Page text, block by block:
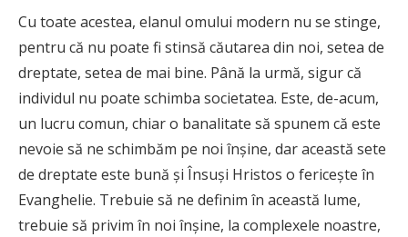
Cu toate acestea, elanul omului modern nu se stinge,
pentru că nu poate fi stinsă căutarea din noi, setea de
dreptate, setea de mai bine. Până la urmă, sigur că
individul nu poate schimba societatea. Este, de-acum,
un lucru comun, chiar o banalitate să spunem că este
nevoie să ne schimbăm pe noi înşine, dar această sete
de dreptate este bună şi Însuşi Hristos o fericeşte în
Evanghelie. Trebuie să ne definim în această lume,
trebuie să privim în noi înşine, la complexele noastre,